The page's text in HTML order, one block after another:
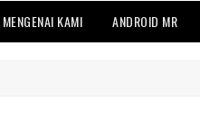
MENGENAI KAMI ANDROID MR